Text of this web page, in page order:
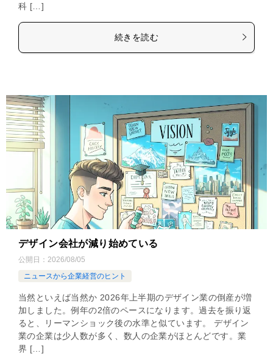
科 […]
続きを読む
デザイン会社が減り始めている
公開日： 2026/08/05
ニュースから企業経営のヒント
当然といえば当然か 2026年上半期のデザイン業の倒産が増
加しました。例年の2倍のペースになります。過去を振り返
ると、リーマンショック後の水準と似ています。 デザイン
業の企業は少人数が多く、数人の企業がほとんどです。業
界 […]